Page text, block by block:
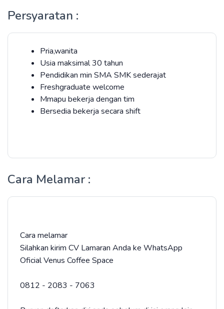
Persyaratan :
Pria,wanita
Usia maksimal 30 tahun
Pendidikan min SMA SMK sederajat
Freshgraduate welcome
Mmapu bekerja dengan tim
Bersedia bekerja secara shift
Cara Melamar :
Cara melamar
Silahkan kirim CV Lamaran Anda ke WhatsApp
Oficial Venus Coffee Space
0812 - 2083 - 7063